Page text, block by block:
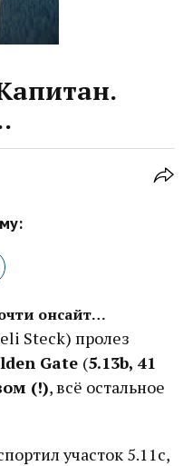
онсайт…
Steck) пролез
Gate (5.13b, 41
(!), всё остальное
участок 5.11c,